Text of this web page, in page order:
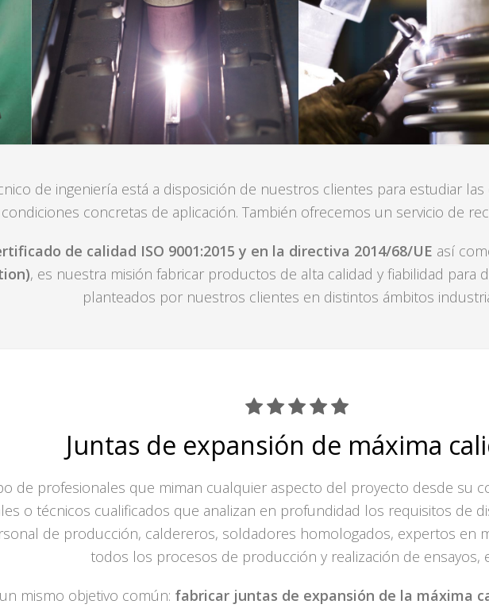
de ingeniería está a disposición de nuestros clientes para estudiar
concretas de aplicación. También ofrecemos un servicio de
de calidad ISO 9001:2015 y en la directiva 2014/68/UE así
, es nuestra misión fabricar productos de alta calidad y fiabilidad para
planteados por nuestros clientes en distintos ámbitos
Juntas de expansión de máxima
de profesionales que miman cualquier aspecto del proyecto desde su
o técnicos cualificados que analizan en profundidad los requisitos de
de producción, caldereros, soldadores homologados, expertos en
todos los procesos de producción y realización de ensayos,
mismo objetivo común: fabricar juntas de expansión de la máxima